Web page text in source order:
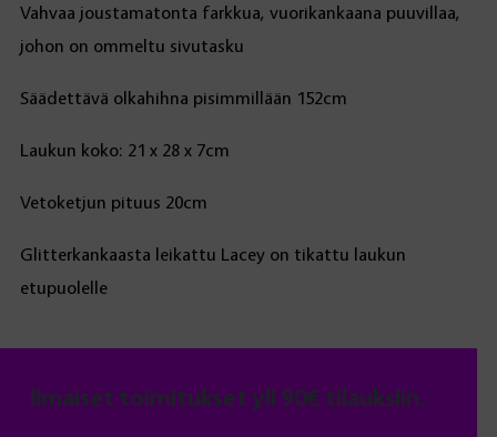
Vahvaa joustamatonta farkkua, vuorikankaana puuvillaa,
johon on ommeltu sivutasku
Säädettävä olkahihna pisimmillään 152cm
Laukun koko: 21 x 28 x 7cm
Vetoketjun pituus 20cm
Glitterkankaasta leikattu Lacey on tikattu laukun
etupuolelle
Ilmaiset toimitukset yli 90€ tilauksiin.